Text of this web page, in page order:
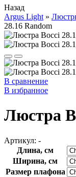
Назад
Argus Light »
28.16 Random
В сравнение
В избранное
Люстра
Артикул: -
Длина, см
Ширина, см
Размер плафона